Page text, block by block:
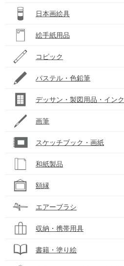
日本画絵具
絵手紙用品
コピック
パステル・色鉛筆
デッサン・製図用品・インク
画筆
スケッチブック・画紙
和紙製品
額縁
エアーブラシ
収納・携帯用具
書籍・塗り絵